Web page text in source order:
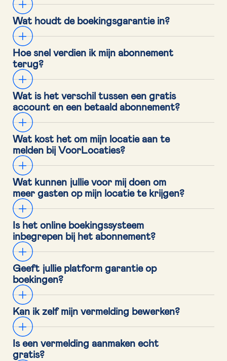
Wat houdt de boekingsgarantie in?
Hoe snel verdien ik mijn abonnement
terug?
Wat is het verschil tussen een gratis
account en een betaald abonnement?
Wat kost het om mijn locatie aan te
melden bij VoorLocaties?
Wat kunnen jullie voor mij doen om
meer gasten op mijn locatie te krijgen?
Is het online boekingssysteem
inbegrepen bij het abonnement?
Geeft jullie platform garantie op
boekingen?
Kan ik zelf mijn vermelding bewerken?
Is een vermelding aanmaken echt
gratis?